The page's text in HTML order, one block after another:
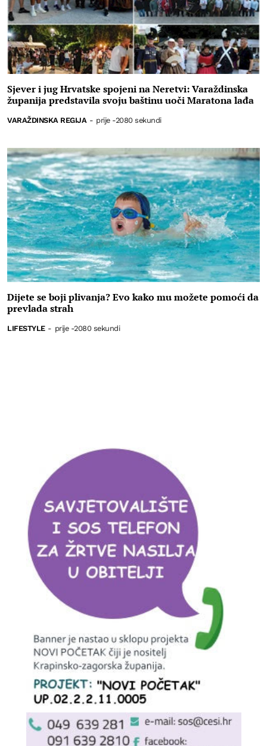
Sjever i jug Hrvatske spojeni na Neretvi: Varaždinska
županija predstavila svoju baštinu uoči Maratona lađa
VARAŽDINSKA REGIJA - prije -2080 sekundi
Dijete se boji plivanja? Evo kako mu možete pomoći da
prevlada strah
LIFESTYLE - prije -2080 sekundi